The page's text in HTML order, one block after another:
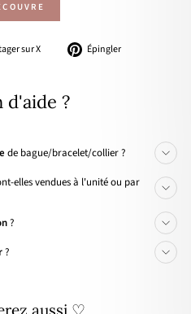
sur X
Tweeter Épingler
d'aide ?
de bague/bracelet/collier ?
elles vendues à l'unité ou par
?
?
aussi ♡